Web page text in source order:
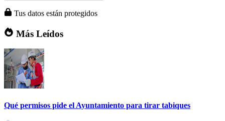
Tus datos están protegidos
Más Leídos
Qué permisos pide el Ayuntamiento para tirar tabiques